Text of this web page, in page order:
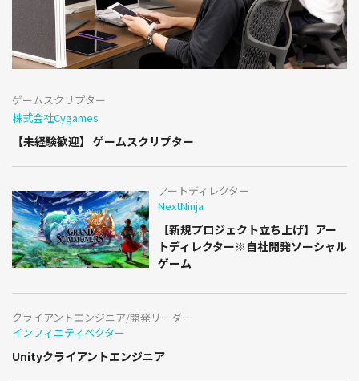
ゲームスクリプター
株式会社Cygames
【未経験歓迎】 ゲームスクリプター
アートディレクター
NextNinja
【新規プロジェクト立ち上げ】アー
トディレクター※自社開発ソーシャル
ゲーム
クライアントエンジニア/開発リーダー
インフィニティベクター
Unityクライアントエンジニア